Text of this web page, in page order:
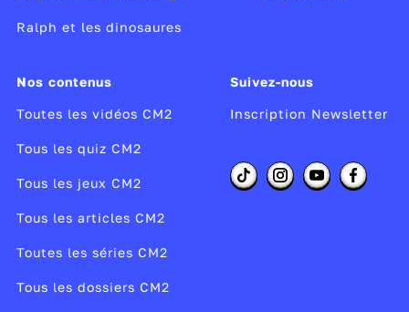
Ralph et les dinosaures
Nos contenus
Toutes les vidéos CM2
Tous les quiz CM2
Tous les jeux CM2
Tous les articles CM2
Toutes les séries CM2
Tous les dossiers CM2
Suivez-nous
Inscription Newsletter